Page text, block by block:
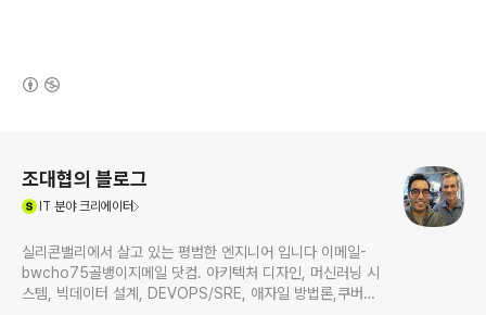
조대협의 블로그
IT 분야 크리에이터
실리콘밸리에서 살고 있는 평범한 엔지니어 입니다 이메일-
bwcho75골뱅이지메일 닷컴. 아키텍처 디자인, 머신러닝 시
스템, 빅데이터 설계, DEVOPS/SRE, 애자일 방법론,쿠버네